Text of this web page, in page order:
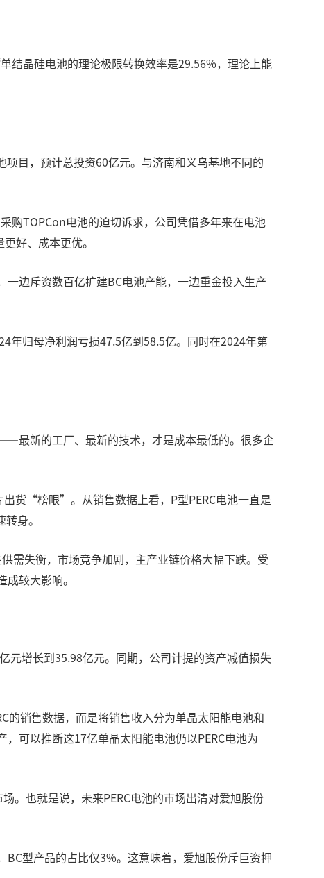
结晶硅电池的理论极限转换效率是29.56%，理论上能
目，预计总投资60亿元。与济南和义乌基地不同的
购TOPCon电池的迫切诉求，公司凭借多年来在电池
好、成本更优。
边斥资数百亿扩建BC电池产能，一边重金投入生产
年归母净利润亏损47.5亿到58.5亿。同时在2024年第
最新的工厂、最新的技术，才是成本最低的。很多企
货“榜眼”。从销售数据上看，P型PERC电池一直是
身。
需失衡，市场竞争加剧，主产业链价格大幅下跌。受
较大影响。
元增长到35.98亿元。同期，公司计提的资产减值损失
的销售数据，而是将销售收入分为单晶太阳能电池和
可以推断这17亿单晶太阳能电池仍以PERC电池为
。也就是说，未来PERC电池的市场出清对爱旭股份
型产品的占比仅3%。这意味着，爱旭股份斥巨资押